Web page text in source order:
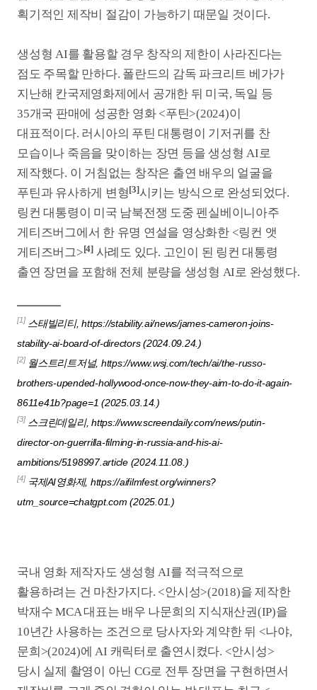
국내 영화 제작자도 생성형 AI를 적극적으로
활용하려는 건 마찬가지다. <안시성>(2018)을 제작한
10년간 사용하는 조건으로 당사자와 계약한 뒤 <나야,
문희>(2024)에 AI 캐릭터로 출연시켰다. <안시성>
당시 실제 촬영이 아닌 CG로 전투 장면을 구현하면서
제작비를 크게 줄인 경험이 있는 박 대표는 최근 <
동화지만 청불입니다>(2024)에서도 AI 디에이징
기술을 활용해 배우 성동일의 얼굴을 20대로 젊게
탈바꿈했다.
박재수 대표는 “<안시성> 때 주도적으로 CG 기술을
도입한 건 일종의 ‘의식의 전환’이었다”고 설명했다.
“엑스트라를 최대한 많이 부르고 진짜 말도 동원하고
성까지 잘 지으면 소위 땀 냄새, 피 냄새가 나는 리얼한
장면은 나오겠지만 아마 제작비가 너무 올라서 아예
영화를 만들지 못했을 것”이라는 얘기다. 그는 “생성형
자유롭게 하기 위해서 예산이 적게 드는 신기술을
도입하는 것”이라고 설명했다.
전체 분량을 생성형 AI로 만든
서사와 맥락, 생성형 AI의 여전한 약점
생성형 AI가 급속도로 발전하고 있다고 해도 서사와
맥락에 어울리는 긴 분량의 영상을 일관적이고 통일성